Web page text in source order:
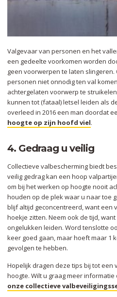
Valgevaar van personen en het
een gedeelte voorkomen worden
geen voorwerpen te laten
personen niet onnodig ten val
achtergelaten voorwerp te
kunnen tot (fataal) letsel leiden als
overleed in 2016 een man doordat
hoogte op zijn hoofd viel.
4. Gedraag u veilig
Collectieve valbescherming biedt
veilig gedrag kan een hoop
om bij het werken op hoogte nooit
houden op de plek waar u naar toe
blijf altijd geconcentreerd, want een
hoekje zitten. Neem ook de tijd,
ongelukken leiden. Word tenslotte
keer goed gaan, maar hoeft maar 1
gevolgen te hebben.
Hopelijk dragen deze tips bij tot een
hoogte. Wilt u graag meer
onze collectieve